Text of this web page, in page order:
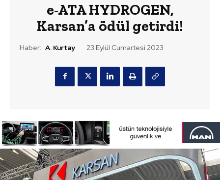
e-ATA HYDROGEN,
Karsan’a ödül getirdi!
Haber: A. Kurtay 23 Eylül Cumartesi 2023